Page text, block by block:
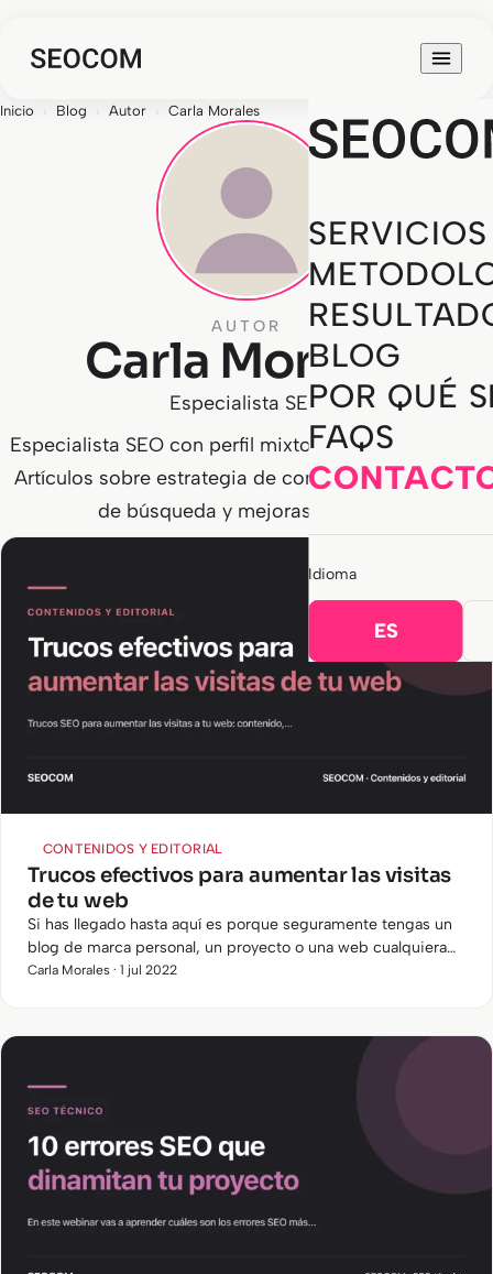
SERVICIOS
BLOG
POR QUÉ
FAQS
Idioma
ES
Inicio › Blog › Autor › Carla Morales
AUTOR
Carla Morales
Especialista SEO
Especialista SEO con perfil mixto editorial y técnico.
Artículos sobre estrategia de contenidos, intención
de búsqueda y mejoras on‑page.
CONTENIDOS Y EDITORIAL
Trucos efectivos para aumentar las visitas
de tu web
Si has llegado hasta aquí es porque seguramente tengas un
blog de marca personal, un proyecto o una web cualquiera
en la que tienes la necesidad de incrementar el tráfico y
Carla Morales · 1 jul 2022